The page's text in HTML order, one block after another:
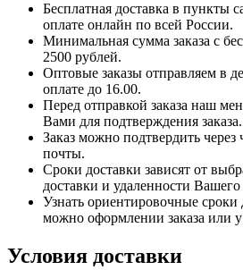
Бесплатная доставка в пункты
оплате онлайн по всей России.
Минимальная сумма заказа с
2500 рублей.
Оптовые заказы отправляем в
оплате до 16.00.
Перед отправкой заказа наш
Вами для подтверждения заказа.
Заказ можно подтвердить через
почты.
Сроки доставки зависят от
доставки и удаленности
Узнать ориентировочные сроки
можно оформлении заказа или
Условия доставки